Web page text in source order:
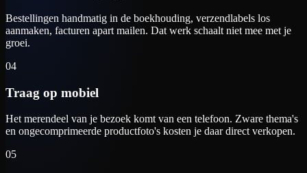
Bestellingen handmatig in de boekhouding, verzendlabels los
aanmaken, facturen apart mailen. Dat werk schaalt niet mee met je
groei.
04
Traag op mobiel
Het merendeel van je bezoek komt van een telefoon. Zware thema's
en ongecomprimeerde productfoto's kosten je daar direct verkopen.
05